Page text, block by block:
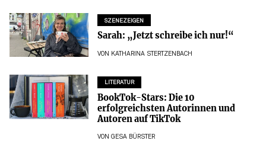
SZENEZEIGEN
Sarah: „Jetzt schreibe ich nur!“
VON KATHARINA STERTZENBACH
LITERATUR
BookTok-Stars: Die 10
erfolgreichsten Autorinnen und
Autoren auf TikTok
VON GESA BÜRSTER